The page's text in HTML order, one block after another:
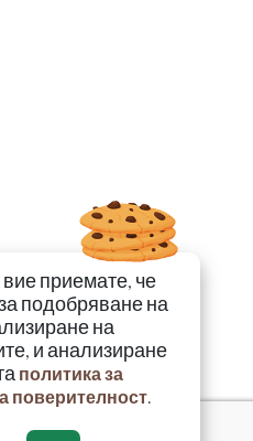
приемате, че
подобряване на
на
и анализиране
политика за
поверителност.